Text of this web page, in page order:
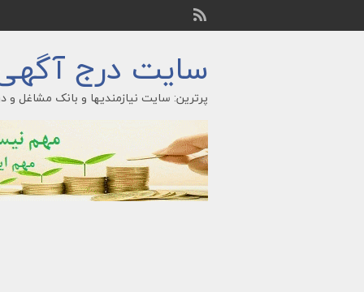
سایت درج آگهی
پرترین: سایت نیازمندیها و بانک مشاغل و